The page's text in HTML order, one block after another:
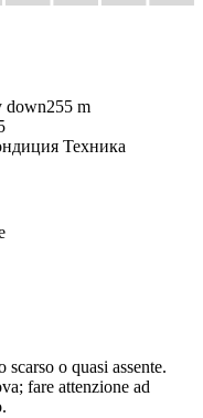
down255 m
Техника
o quasi assente.
fare attenzione ad